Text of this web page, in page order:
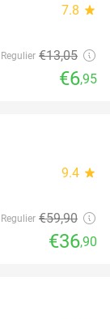
7.8 star
Regulier €13,05
€6,95
9.4 star
Regulier €59,90
€36,90